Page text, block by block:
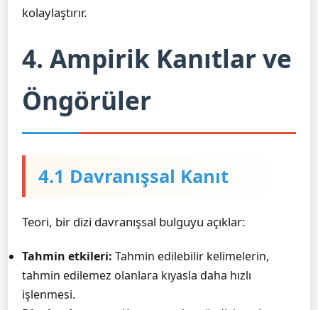
kolaylaştırır.
4. Ampirik Kanıtlar ve
Öngörüler
4.1 Davranışsal Kanıt
Teori, bir dizi davranışsal bulguyu açıklar:
Tahmin etkileri: Tahmin edilebilir kelimelerin,
tahmin edilemez olanlara kıyasla daha hızlı
işlenmesi.